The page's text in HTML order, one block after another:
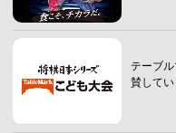
テーブ
賛してい